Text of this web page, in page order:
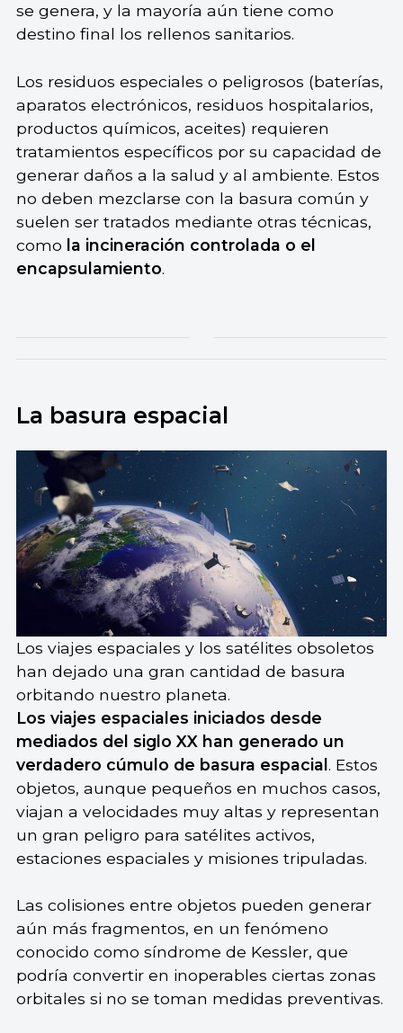
se genera, y la mayoría aún tiene como
destino final los rellenos sanitarios.
Los residuos especiales o peligrosos (baterías,
aparatos electrónicos, residuos hospitalarios,
productos químicos, aceites) requieren
tratamientos específicos por su capacidad de
generar daños a la salud y al ambiente. Estos
no deben mezclarse con la basura común y
suelen ser tratados mediante otras técnicas,
como la incineración controlada o el
encapsulamiento.
La basura espacial
Los viajes espaciales y los satélites obsoletos
han dejado una gran cantidad de basura
orbitando nuestro planeta.
Los viajes espaciales iniciados desde
mediados del siglo XX han generado un
verdadero cúmulo de basura espacial. Estos
objetos, aunque pequeños en muchos casos,
viajan a velocidades muy altas y representan
un gran peligro para satélites activos,
estaciones espaciales y misiones tripuladas.
Las colisiones entre objetos pueden generar
aún más fragmentos, en un fenómeno
conocido como síndrome de Kessler, que
podría convertir en inoperables ciertas zonas
orbitales si no se toman medidas preventivas.